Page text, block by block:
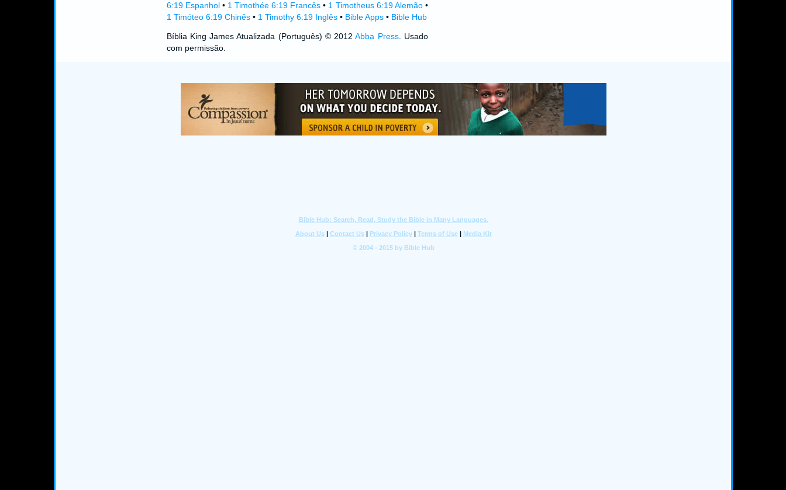
6:19 Espanhol• 1 Timothée 6:19 Francês • 1 Timotheus 6:19 Alemão•
1 Timóteo 6:19 Chinês• 1 Timothy 6:19 Inglês• Bible Apps• Bible Hub
Bíblia King James Atualizada (Português) © 2012Abba Press. Usado
com permissão.